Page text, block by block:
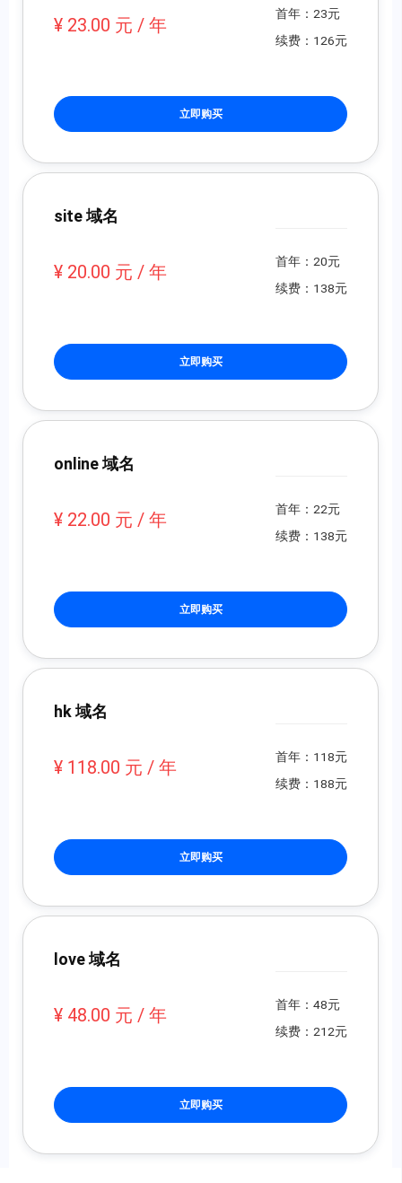
¥ 23.00 元 / 年
首年：23元
续费：126元
立即购买
site 域名
¥ 20.00 元 / 年
首年：20元
续费：138元
立即购买
online 域名
¥ 22.00 元 / 年
首年：22元
续费：138元
立即购买
hk 域名
¥ 118.00 元 / 年
首年：118元
续费：188元
立即购买
love 域名
¥ 48.00 元 / 年
首年：48元
续费：212元
立即购买